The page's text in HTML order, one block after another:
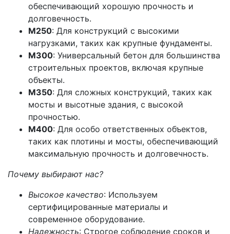
обеспечивающий хорошую прочность и
долговечность.
М250: Для конструкций с высокими
нагрузками, таких как крупные фундаменты.
М300: Универсальный бетон для большинства
строительных проектов, включая крупные
объекты.
М350: Для сложных конструкций, таких как
мосты и высотные здания, с высокой
прочностью.
М400: Для особо ответственных объектов,
таких как плотины и мосты, обеспечивающий
максимальную прочность и долговечность.
Почему выбирают нас?
Высокое качество: Используем
сертифицированные материалы и
современное оборудование.
Надежность: Строгое соблюдение сроков и